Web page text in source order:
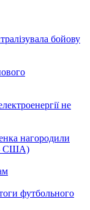
бойову
не
нагородили
США)
футбольного